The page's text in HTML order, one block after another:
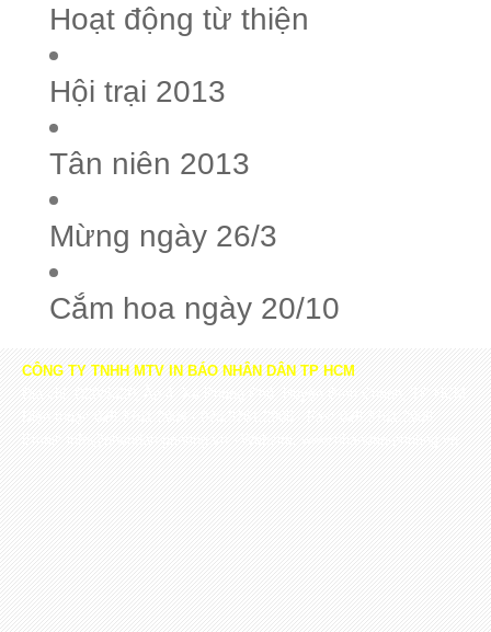
Hoạt động từ thiện
Hội trại 2013
Tân niên 2013
Mừng ngày 26/3
Cắm hoa ngày 20/10
CÔNG TY TNHH MTV IN BÁO NHÂN DÂN TP HCM